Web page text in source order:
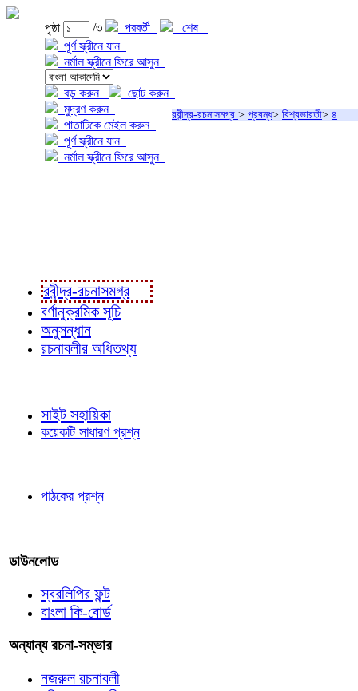
পৃষ্ঠা /৩ পরবর্তী
শেষ
পূর্ণ স্ক্রীনে যান
নর্মাল স্ক্রীনে ফিরে আসুন
বড় করুন
ছোট করুন
মুদ্রণ করুন
পাতাটিকে মেইল করুন
পূর্ণ স্ক্রীনে যান
নর্মাল স্ক্রীনে ফিরে আসুন
রবীন্দ্র-রচনাসমগ্র > প্রবন্ধ> বিশ্বভারতী> ৪
রবীন্দ্র-রচনাসমগ্র
বর্ণানুক্রমিক সূচি
অনুসন্ধান
রচনাবলীর অধিতথ্য
সাইট সহায়িকা
কয়েকটি সাধারণ প্রশ্ন
পাঠকের প্রশ্ন
ডাউনলোড
স্বরলিপির ফন্ট
বাংলা কি-বোর্ড
অন্যান্য রচনা-সম্ভার
নজরুল রচনাবলী